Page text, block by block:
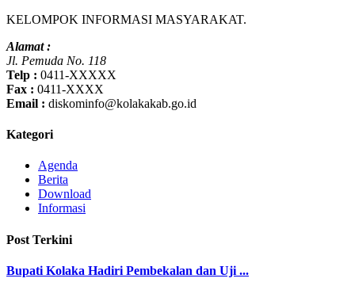
KELOMPOK INFORMASI MASYARAKAT.
Alamat :
Jl. Pemuda No. 118
Telp : 0411-XXXXX
Fax : 0411-XXXX
Email : diskominfo@kolakakab.go.id
Kategori
Agenda
Berita
Download
Informasi
Post Terkini
Bupati Kolaka Hadiri Pembekalan dan Uji ...